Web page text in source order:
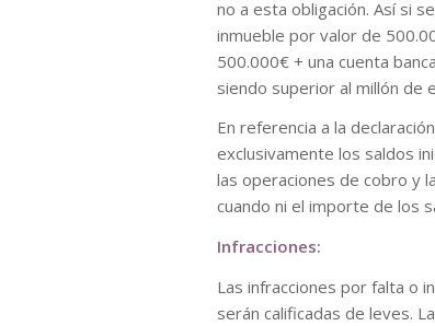
no a esta obligación. Así si
inmueble por valor de
500.000€ + una cuenta
siendo superior al millón de
En referencia a la
exclusivamente los saldos
las operaciones de cobro y
cuando ni el importe de los
Infracciones:
Las infracciones por falta o
serán calificadas de leves.